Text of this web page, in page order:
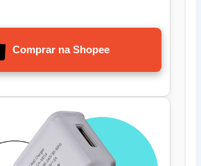
Comprar na Shopee